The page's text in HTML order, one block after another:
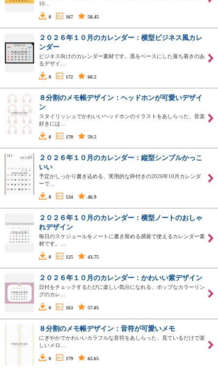
10…
0 167 58.45
２０２６年１０月のカレンダー：横型ビジネス風カレ
ンダー
ビジネス向けのカレンダー素材です。黒をベースにした落ち着きのあ
るデザイ…
0 172 60.2
８分割のメモ帳デザイン：ヘッドホンが可愛いデザイ
ン
スタイリッシュでかわいいヘッドホンのイラストをあしらった、音楽
好きには…
0 170 59.5
２０２６年１０月のカレンダー：縦型シンプルかっこ
いい
予定がしっかり書き込める、実用的な枠付きの2026年10月カレンダ
ーで…
0 134 46.9
２０２６年１０月のカレンダー：横型ノートのおしゃ
れデザイン
毎日のスケジュールをノートに書き留める感覚で使えるカレンダー素
材です。…
0 125 43.75
２０２６年１０月のカレンダー：かわいい紫デザイン
日付をチェックするたびに楽しい気分になれる、ポップなカラーリン
グのカレ…
0 163 57.05
８分割のメモ帳デザイン：音符が可愛いメモ
にぎやかでかわいいカラフルな音符をあしらった、見ているだけで楽
しいメロ…
0 179 62.65